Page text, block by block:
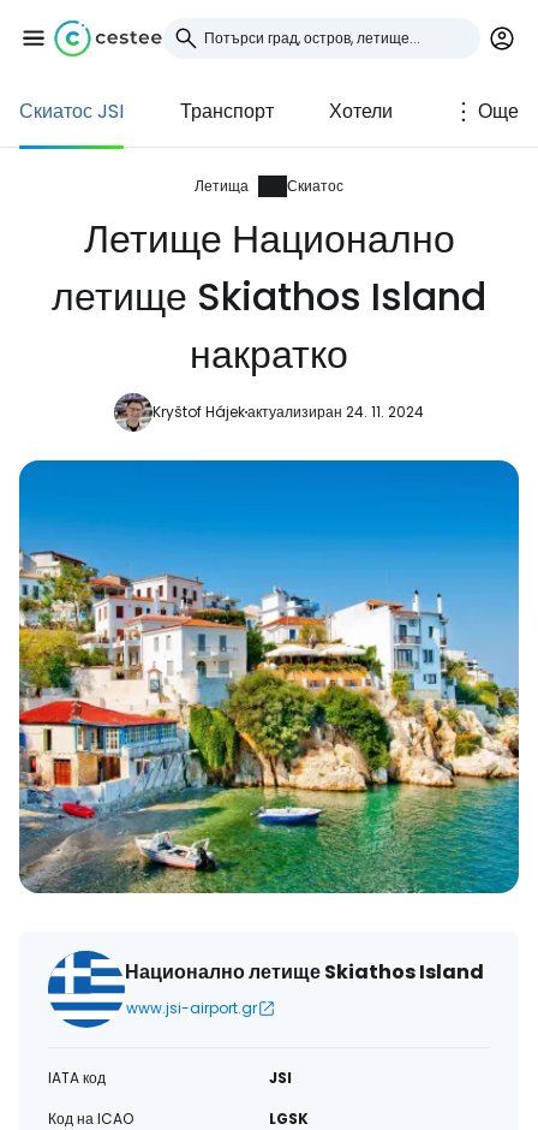
Скиатос JSI Транспорт Хотели Още
Летища Скиатос
Летище Национално
летище Skiathos Island
накратко
Kryštof Hájekактуализиран 24. 11. 2024
Национално летище Skiathos Island
www.jsi-airport.gr
IATA код
JSI
Код на ICAO
LGSK
Влезте в Cestee
... световната общност на туристите
Продължете с Google
Продължете с Facebook
Продължете с имейл